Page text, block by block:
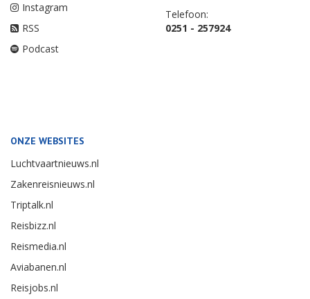
Instagram
RSS
Podcast
Telefoon:
0251 - 257924
ONZE WEBSITES
Luchtvaartnieuws.nl
Zakenreisnieuws.nl
Triptalk.nl
Reisbizz.nl
Reismedia.nl
Aviabanen.nl
Reisjobs.nl